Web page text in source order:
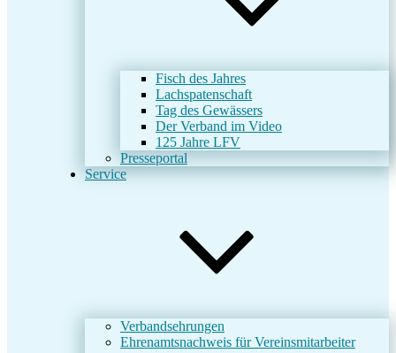
Fisch des Jahres
Lachspatenschaft
Tag des Gewässers
Der Verband im Video
125 Jahre LFV
Presseportal
Service
Verbandsehrungen
Ehrenamtsnachweis für Vereinsmitarbeiter